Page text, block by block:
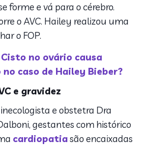
forme e vá para o cérebro.
o AVC. Hailey realizou uma
o FOP.
Cisto no ovário causa
caso de Hailey Bieber?
e gravidez
e obstetra Dra
gestantes com histórico
cardiopatia são encaixadas